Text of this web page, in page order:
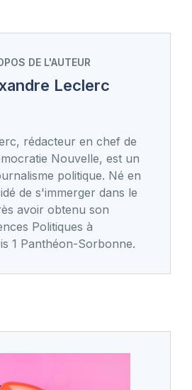
DE L'AUTEUR
Leclerc
rédacteur en chef de
Nouvelle, est un
politique. Né en
de s'immerger dans le
avoir obtenu son
Politiques à
1 Panthéon-Sorbonne.